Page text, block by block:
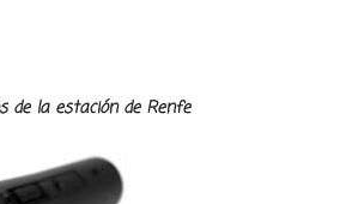
la estación de Renfe